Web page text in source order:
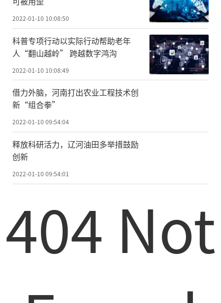
2022-01-10 10:08:50
科普专项行动以实际行动帮助老年
人“翻山越岭” 跨越数字鸿沟
2022-01-10 10:08:49
借力外脑，河南打出农业工程技术创
新“组合拳”
2022-01-10 09:54:04
释放科研活力，辽河油田多举措鼓励
创新
2022-01-10 09:54:01
404 Not